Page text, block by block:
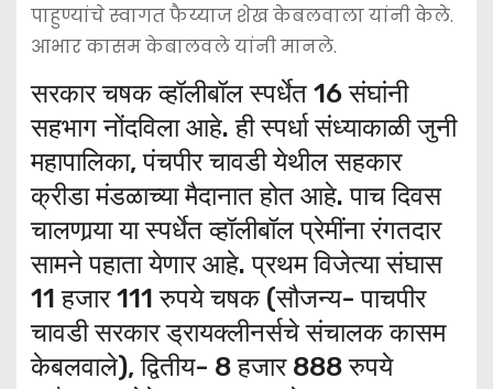
पाहुण्यांचे स्वागत फैय्याज शेख केबलवाला यांनी केले.
आभार कासम केबालवले यांनी मानले.
सरकार चषक व्हॉलीबॉल स्पर्धेत 16 संघांनी
सहभाग नोंदविला आहे. ही स्पर्धा संध्याकाळी जुनी
महापालिका, पंचपीर चावडी येथील सहकार
क्रीडा मंडळाच्या मैदानात होत आहे. पाच दिवस
चालणार्‍या या स्पर्धेत व्हॉलीबॉल प्रेमींना रंगतदार
सामने पहाता येणार आहे. प्रथम विजेत्या संघास
11 हजार 111 रुपये चषक (सौजन्य- पाचपीर
चावडी सरकार ड्रायक्लीनर्सचे संचालक कासम
केबलवाले), द्वितीय- 8 हजार 888 रुपये